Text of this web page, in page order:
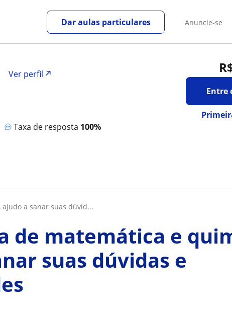
Anuncie-se
Dar aulas particulares
Entre
Ver perfil
Taxa de resposta 100%
ajudo a sanar suas dúvid...
de matemática e
suas dúvidas e